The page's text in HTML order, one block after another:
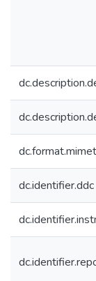
dc.identifier.ddc